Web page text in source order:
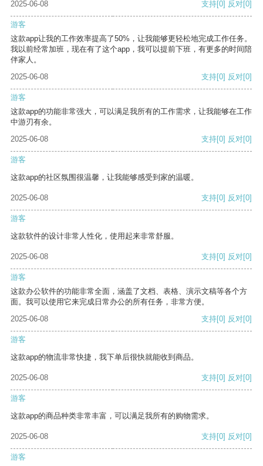
2025-06-08 支持[0] 反对[0]
游客
这款app让我的工作效率提高了50%，让我能够更轻松地完成工作任务。
我以前经常加班，现在有了这个app，我可以提前下班，有更多的时间陪
伴家人。
2025-06-08
支持[0] 反对[0]
游客
这款app的功能非常强大，可以满足我所有的工作需求，让我能够在工作
中游刃有余。
2025-06-08
支持[0] 反对[0]
游客
这款app的社区氛围很温馨，让我能够感受到家的温暖。
2025-06-08 支持[0] 反对[0]
游客
这款软件的设计非常人性化，使用起来非常舒服。
2025-06-08 支持[0] 反对[0]
游客
这款办公软件的功能非常全面，涵盖了文档、表格、演示文稿等各个方
面。我可以使用它来完成日常办公的所有任务，非常方便。
2025-06-08
支持[0] 反对[0]
游客
这款app的物流非常快捷，我下单后很快就能收到商品。
2025-06-08 支持[0] 反对[0]
游客
这款app的商品种类非常丰富，可以满足我所有的购物需求。
2025-06-08 支持[0] 反对[0]
游客